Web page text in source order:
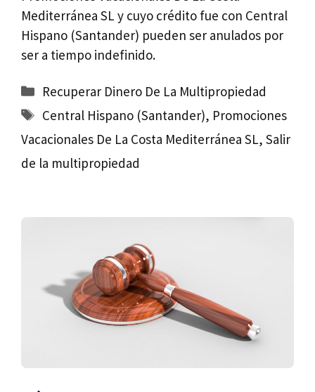
Mediterránea SL y cuyo crédito fue con Central
Hispano (Santander) pueden ser anulados por
ser a tiempo indefinido.
Categorías
Recuperar Dinero De La Multipropiedad
Etiquetas
Central Hispano (Santander), Promociones
Vacacionales De La Costa Mediterránea SL, Salir
de la multipropiedad